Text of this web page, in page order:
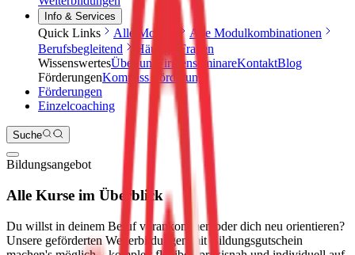
Info & Services
Quick Links Alle Module
Alle Modulkombinationen
Berufsbegleitend
Häufige Fragen
WissenswertesÜber uns FirmenseminareKontaktBlog
FörderungenKompass Förderung
Förderungen
Einzelcoaching
Suche
Bildungsangebot
Alle Kurse im Überblick
Du willst in deinem Beruf vorankommen oder dich neu orientieren?
Unsere geförderten Weiterbildungen mit Bildungsgutschein